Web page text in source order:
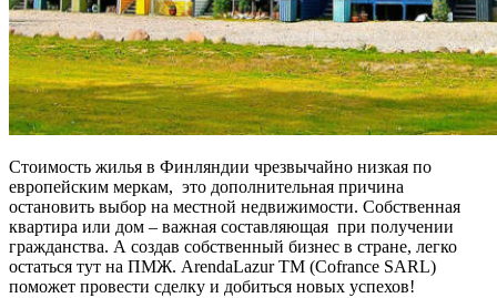
Стоимость жилья в Финляндии чрезвычайно низкая по
европейским меркам, это дополнительная причина
остановить выбор на местной недвижимости. Собственная
квартира или дом – важная составляющая при получении
гражданства. А создав собственный бизнес в стране, легко
остаться тут на ПМЖ. ArendaLazur TM (Cofrance SARL)
поможет провести сделку и добиться новых успехов!